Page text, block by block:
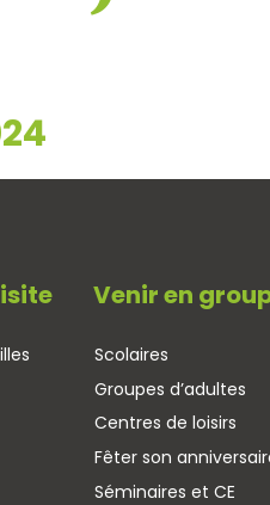
Venir en
Scolaires
Groupes d’adultes
Centres de loisirs
Fêter son
Séminaires et CE